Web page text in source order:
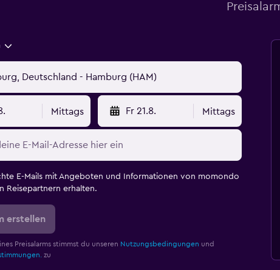
Mittags Fr 21.8. Mittags
E-Mails mit Angeboten und Informationen von momondo
Reisepartnern erhalten.
erstellen
Preisalarms stimmst du unseren Nutzungsbedingungen und
zu